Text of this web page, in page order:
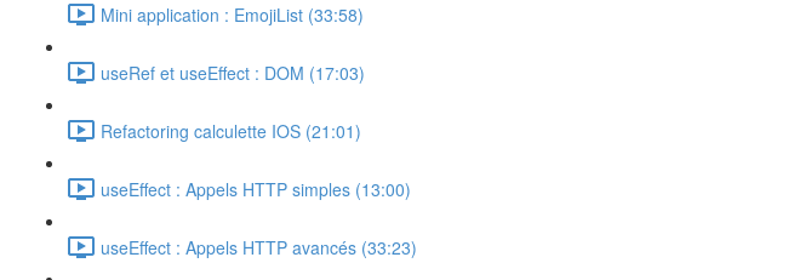
Mini application : EmojiList (33:58)
useRef et useEffect : DOM (17:03)
Refactoring calculette IOS (21:01)
useEffect : Appels HTTP simples (13:00)
useEffect : Appels HTTP avancés (33:23)